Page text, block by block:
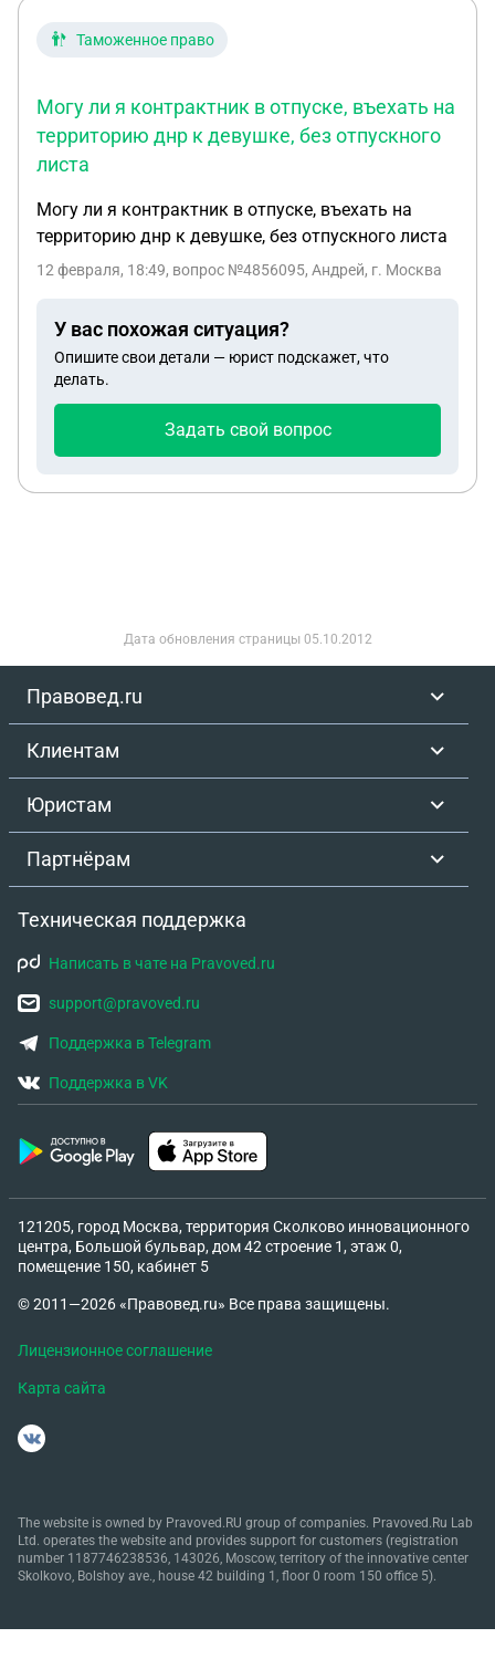
Таможенное право
Могу ли я контрактник в отпуске, въехать на
территорию днр к девушке, без отпускного
листа
Могу ли я контрактник в отпуске, въехать на
территорию днр к девушке, без отпускного листа
12 февраля, 18:49, вопрос №4856095, Андрей, г. Москва
У вас похожая ситуация?
Опишите свои детали — юрист подскажет, что
делать.
Задать свой вопрос
Дата обновления страницы 05.10.2012
Правовед.ru
Клиентам
Юристам
Партнёрам
Техническая поддержка
Написать в чате на Pravoved.ru
support@pravoved.ru
Поддержка в Telegram
Поддержка в VK
121205, город Москва, территория Сколково инновационного
центра, Большой бульвар, дом 42 строение 1, этаж 0,
помещение 150, кабинет 5
© 2011—2026 «Правовед.ru» Все права защищены.
Лицензионное соглашение
Карта сайта
The website is owned by Pravoved.RU group of companies. Pravoved.Ru Lab
Ltd. operates the website and provides support for customers (registration
number 1187746238536, 143026, Moscow, territory of the innovative center
Skolkovo, Bolshoy ave., house 42 building 1, floor 0 room 150 office 5).